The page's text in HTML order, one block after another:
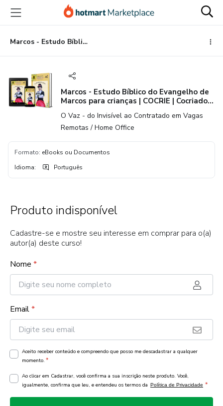
para
conteúdo
principal
para
pagamento
para
rodapé
Marcos - Estudo Bíblico do Evangelho de Marcos para crianças | COCRIE | Cocriado com a @DonaCartola e @Lu5Vaz
Marcos - Estudo Bíblico do Evangelho de
Marcos para crianças | COCRIE | Cocriado
com a @DonaCartola e @Lu5Vaz
O Vaz - do Invisível ao Contratado em Vagas
Remotas / Home Office
Formato: eBooks ou Documentos
Idioma: Português
Produto indisponível
Cadastre-se e mostre seu interesse em comprar para o(a)
autor(a) deste curso!
Nome *
Email*
Aceito receber conteúdo e compreendo que posso me descadastrar a qualquer
momento. *
Ao clicar em Cadastrar, você confirma a sua inscrição neste produto. Você,
igualmente, confirma que leu, e entendeu os termos da Política de Privacidade *